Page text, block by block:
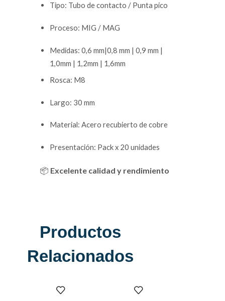
Tipo: Tubo de contacto / Punta pico
Proceso: MIG / MAG
Medidas: 0,6 mm|0,8 mm | 0,9 mm |
1,0mm | 1,2mm | 1,6mm
Rosca: M8
Largo: 30 mm
Material: Acero recubierto de cobre
Presentación: Pack x 20 unidades
📦 Excelente calidad y rendimiento
Productos
Relacionados